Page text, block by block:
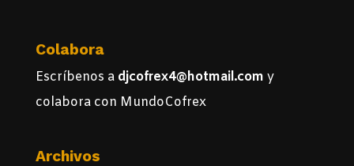
Colabora
Escríbenos a djcofrex4@hotmail.com y
colabora con MundoCofrex
Archivos